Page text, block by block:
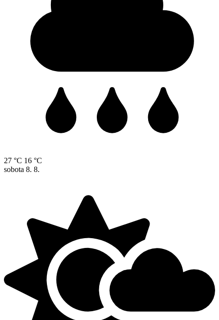
27 °C 16 °C
sobota 8. 8.